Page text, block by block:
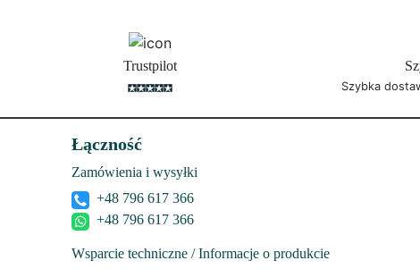
Trustpilot
Szybka
Łączność
Zamówienia i wysyłki
+48 796 617 366
+48 796 617 366
Wsparcie techniczne / Informacje o produkcie